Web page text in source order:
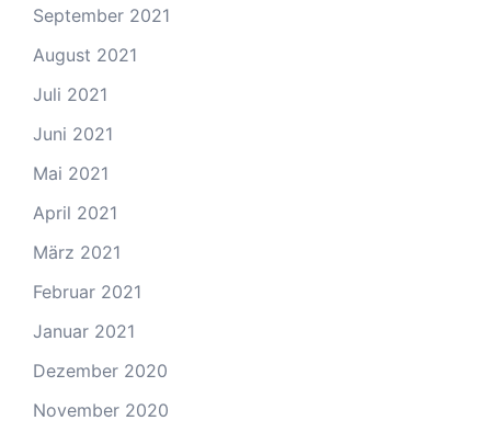
September 2021
August 2021
Juli 2021
Juni 2021
Mai 2021
April 2021
März 2021
Februar 2021
Januar 2021
Dezember 2020
November 2020